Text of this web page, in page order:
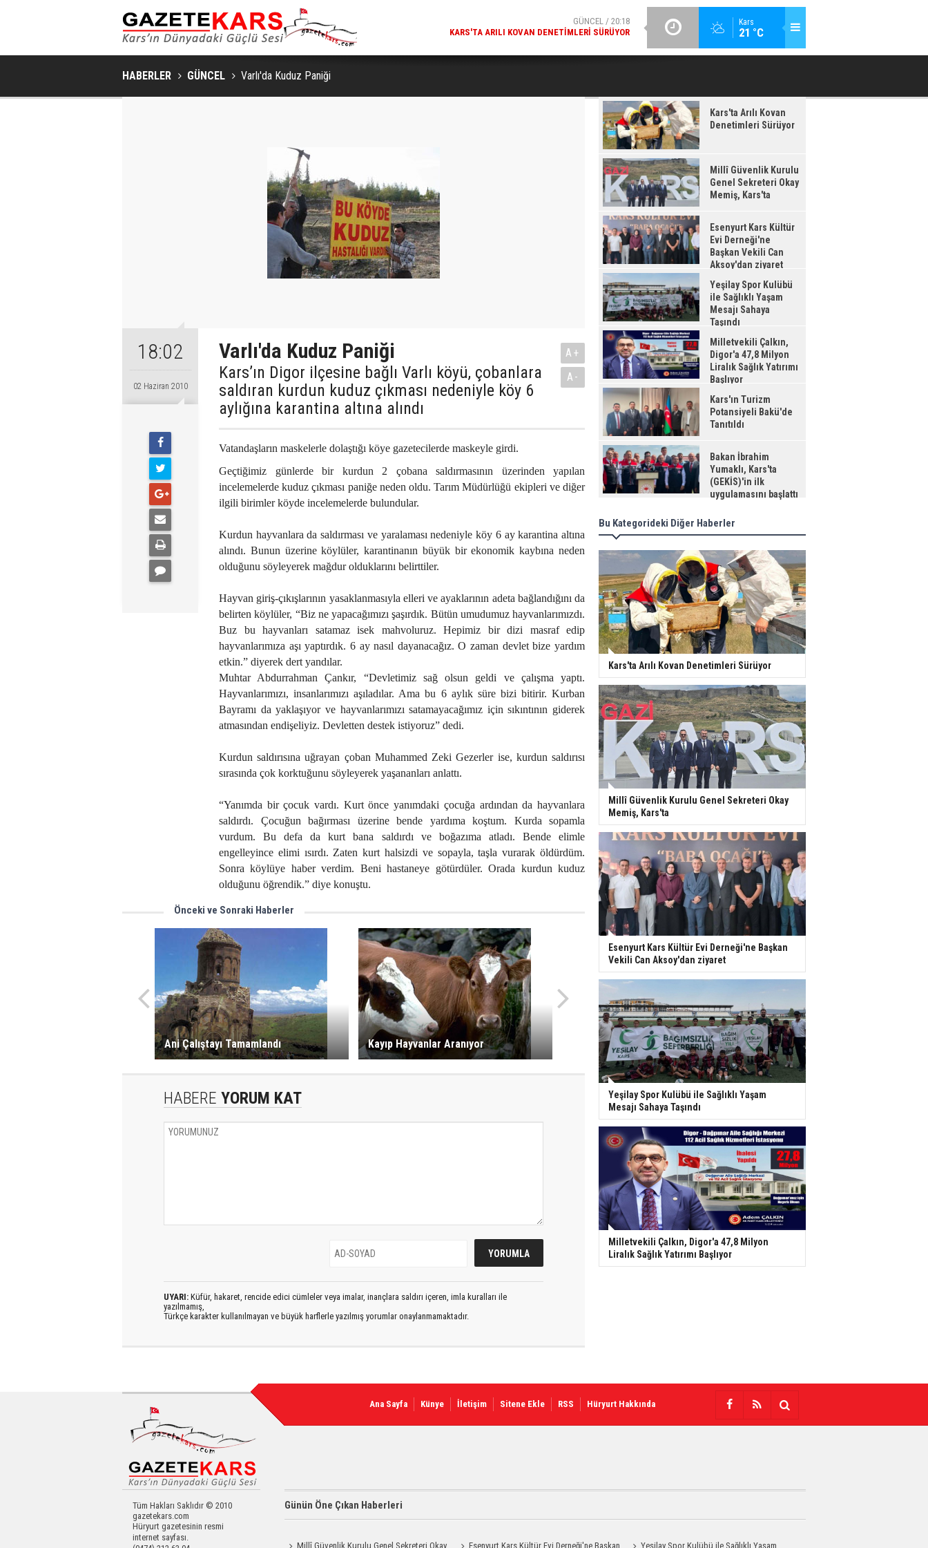
Kars
21 °C
ESENYURT KARS KÜLTÜR EVI DERNEĞI'NE BAŞKAN VEKILI CAN
HABERLER GÜNCEL Varlı'da Kuduz Paniği
18:02
02 Haziran 2010
Varlı'da Kuduz Paniği
Kars’ın Digor ilçesine bağlı Varlı köyü, çobanlara
saldıran kurdun kuduz çıkması nedeniyle köy 6
aylığına karantina altına alındı
A+
A-
Vatandaşların maskelerle dolaştığı köye gazetecilerde maskeyle girdi.
Geçtiğimiz günlerde bir kurdun 2 çobana saldırmasının üzerinden yapılan
incelemelerde kuduz çıkması paniğe neden oldu. Tarım Müdürlüğü ekipleri ve diğer
ilgili birimler köyde incelemelerde bulundular.
Kurdun hayvanlara da saldırması ve yaralaması nedeniyle köy 6 ay karantina altına
alındı. Bunun üzerine köylüler, karantinanın büyük bir ekonomik kaybına neden
olduğunu söyleyerek mağdur olduklarını belirttiler.
Hayvan giriş-çıkışlarının yasaklanmasıyla elleri ve ayaklarının adeta bağlandığını da
belirten köylüler, “Biz ne yapacağımızı şaşırdık. Bütün umudumuz hayvanlarımızdı.
Buz bu hayvanları satamaz isek mahvoluruz. Hepimiz bir dizi masraf edip
hayvanlarımıza aşı yaptırdık. 6 ay nasıl dayanacağız. O zaman devlet bize yardım
etkin.” diyerek dert yandılar.
Muhtar Abdurrahman Çankır, “Devletimiz sağ olsun geldi ve çalışma yaptı.
Hayvanlarımızı, insanlarımızı aşıladılar. Ama bu 6 aylık süre bizi bitirir. Kurban
Bayramı da yaklaşıyor ve hayvanlarımızı satamayacağımız için sıkıntının giderek
atmasından endişeliyiz. Devletten destek istiyoruz” dedi.
Kurdun saldırısına uğrayan çoban Muhammed Zeki Gezerler ise, kurdun saldırısı
sırasında çok korktuğunu söyleyerek yaşananları anlattı.
“Yanımda bir çocuk vardı. Kurt önce yanımdaki çocuğa ardından da hayvanlara
saldırdı. Çocuğun bağırması üzerine bende yardıma koştum. Kurda sopamla
vurdum. Bu defa da kurt bana saldırdı ve boğazıma atladı. Bende elimle
engelleyince elimi ısırdı. Zaten kurt halsizdi ve sopayla, taşla vurarak öldürdüm.
Sonra köylüye haber verdim. Beni hastaneye götürdüler. Orada kurdun kuduz
olduğunu öğrendik.” diye konuştu.
Önceki ve Sonraki Haberler
Ani Çalıştayı Tamamlandı Kayıp Hayvanlar Aranıyor
HABERE YORUM KAT
UYARI: Küfür, hakaret, rencide edici cümleler veya imalar, inançlara saldırı içeren, imla kuralları ile
yazılmamış,
Türkçe karakter kullanılmayan ve büyük harflerle yazılmış yorumlar onaylanmamaktadır.
Kars'ta Arılı Kovan
Denetimleri Sürüyor
Millî Güvenlik Kurulu
Genel Sekreteri Okay
Memiş, Kars'ta
Esenyurt Kars Kültür
Evi Derneği'ne
Başkan Vekili Can
Aksoy'dan ziyaret
Yeşilay Spor Kulübü
ile Sağlıklı Yaşam
Mesajı Sahaya
Taşındı
Milletvekili Çalkın,
Digor'a 47,8 Milyon
Liralık Sağlık Yatırımı
Başlıyor
Kars'ın Turizm
Potansiyeli Bakü'de
Tanıtıldı
Bakan İbrahim
Yumaklı, Kars'ta
(GEKİS)'in ilk
uygulamasını başlattı
Bu Kategorideki Diğer Haberler
Kars'ta Arılı Kovan Denetimleri Sürüyor
Millî Güvenlik Kurulu Genel Sekreteri Okay
Memiş, Kars'ta
Esenyurt Kars Kültür Evi Derneği'ne Başkan
Vekili Can Aksoy'dan ziyaret
Yeşilay Spor Kulübü ile Sağlıklı Yaşam
Mesajı Sahaya Taşındı
Milletvekili Çalkın, Digor'a 47,8 Milyon
Liralık Sağlık Yatırımı Başlıyor
Ana Sayfa Künye İletişim Sitene Ekle RSS Hüryurt Hakkında
Tüm Hakları Saklıdır © 2010
gazetekars.com
Hüryurt gazetesinin resmi
internet sayfası.
Günün Öne Çıkan Haberleri
Millî Güvenlik Kurulu Genel Sekreteri Okay Esenyurt Kars Kültür Evi Derneği'ne Başkan Yeşilay Spor Kulübü ile Sağlıklı Yaşam